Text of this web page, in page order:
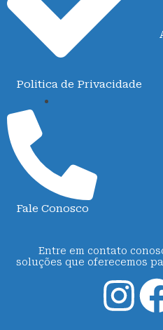
Politica de Privacidade
Fale Conosco
Entre em contato
soluções que oferecemos